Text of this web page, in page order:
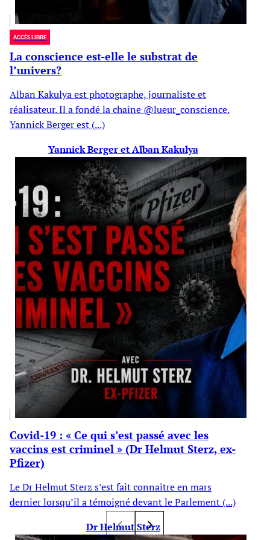
ACCÈS LIBRE
La conscience est-elle le substrat de
l’univers?
Alban Kakulya est photographe, journaliste et
réalisateur. Il a fondé la chaîne @lueur_conscience.
Yannick Berger est (...)
Yannick Berger et Alban Kakulya
Covid-19 : « Ce qui s’est passé avec les
vaccins est criminel » (Dr Helmut Sterz, ex-
Pfizer)
Le Dr Helmut Sterz s’est fait connaître en mars
dernier lorsqu’il a témoigné devant le Parlement (...)
Dr Helmut Sterz